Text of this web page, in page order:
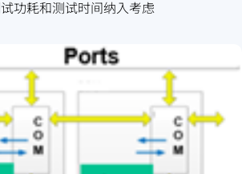
功耗和测试时间纳入考虑